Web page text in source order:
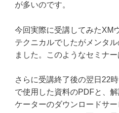
が多いのです。
今回実際に受講してみたXM
テクニカルでしたがメンタ
ました。このようなセミナー
さらに受講終了後の翌日22
で使用した資料のPDFと、
ケーターのダウンロードサー